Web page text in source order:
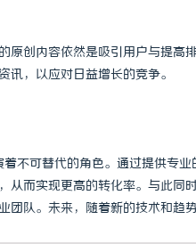
原创内容依然是吸引用户与提
讯，以应对日益增长的竞争。
不可替代的角色。通过提供专
从而实现更高的转化率。与此
团队。未来，随着新的技术和